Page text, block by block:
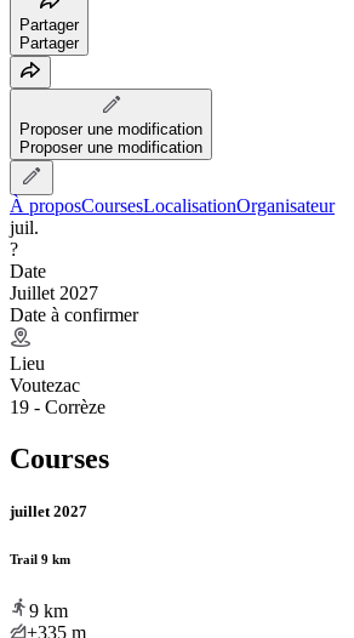
Partager
Partager
Proposer une modification
Proposer une modification
À proposCoursesLocalisationOrganisateur
juil.
?
Date
Juillet 2027
Date à confirmer
Lieu
Voutezac
19 - Corrèze
Courses
juillet 2027
Trail 9 km
9 km
+335 m